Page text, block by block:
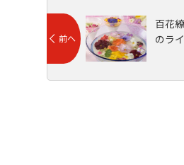
百花
のラ